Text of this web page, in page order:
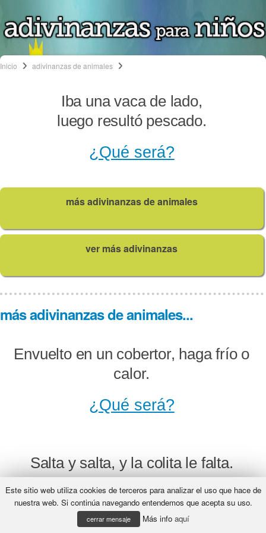
Inicio adivinanzas de animales
Iba una vaca de lado,
luego resultó pescado.
¿Qué será?
más adivinanzas de animales
ver más adivinanzas
más adivinanzas de animales...
Envuelto en un cobertor, haga frío o
calor.
¿Qué será?
Salta y salta, y la colita le falta.
¿Qué será?
Este sitio web utiliza cookies de terceros para analizar el uso que hace de
nuestra web. Si continúa navegando entendemos que acepta su uso.
cerrar mensaje Más info aquí